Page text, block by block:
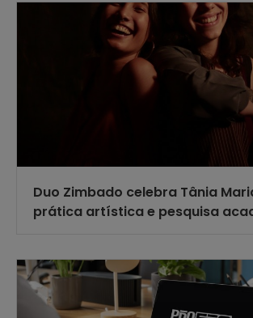
Duo Zimbado celebra Tânia
prática artística e pesquisa